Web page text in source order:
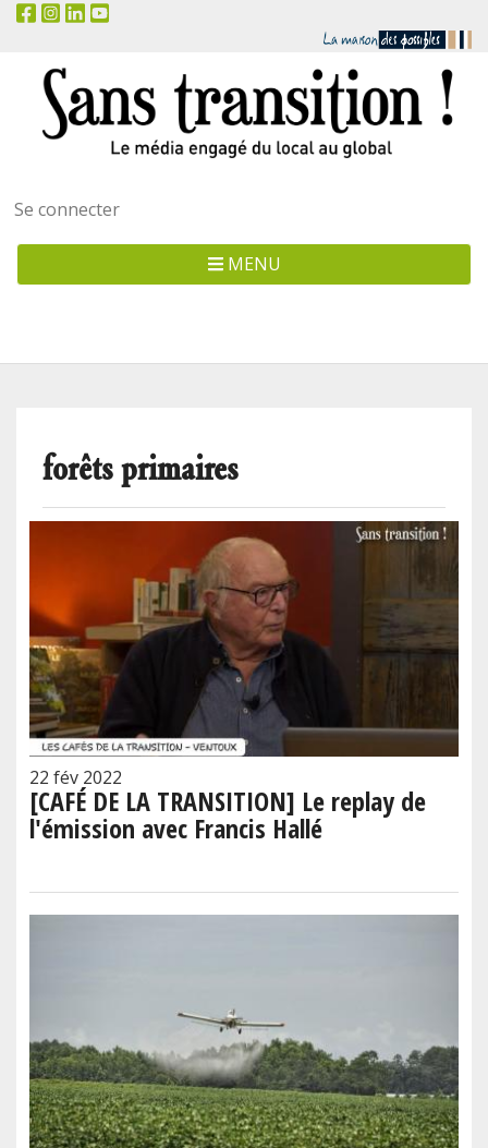
Menu
utilisateur
Se connecter
MENU
forêts primaires
22 fév 2022
[CAFÉ DE LA TRANSITION] Le replay de
l'émission avec Francis Hallé